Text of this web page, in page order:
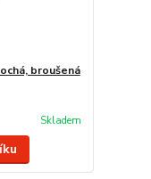
broušená
Skladem